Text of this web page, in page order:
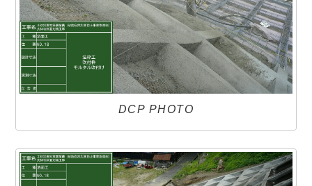
DCP PHOTO